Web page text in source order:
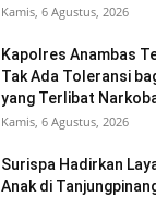
Kamis, 6 Agustus, 2026
Kapolres Anambas
Tak Ada Toleransi
yang Terlibat
Kamis, 6 Agustus, 2026
Surispa Hadirkan
Anak di